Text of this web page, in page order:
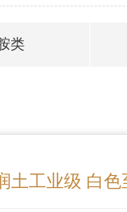
类
土工业级 白色